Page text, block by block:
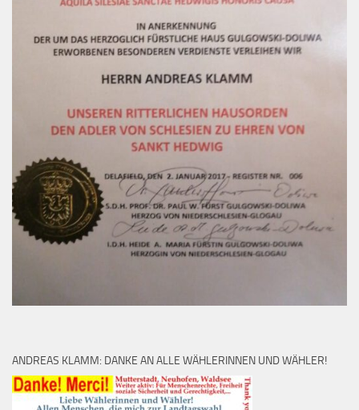
ANDREAS KLAMM: DANKE AN ALLE WÄHLERINNEN UND WÄHLER!